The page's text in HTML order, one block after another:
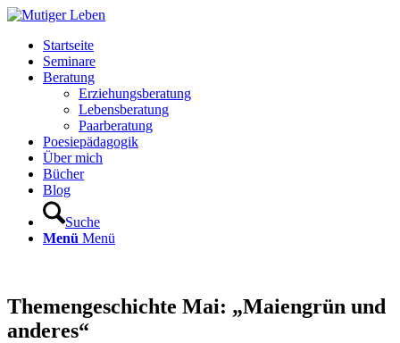
Startseite
Seminare
Beratung
Erziehungsberatung
Lebensberatung
Paarberatung
Poesiepädagogik
Über mich
Bücher
Blog
Suche
Menü Menü
Themengeschichte Mai: „Maiengrün und
anderes“